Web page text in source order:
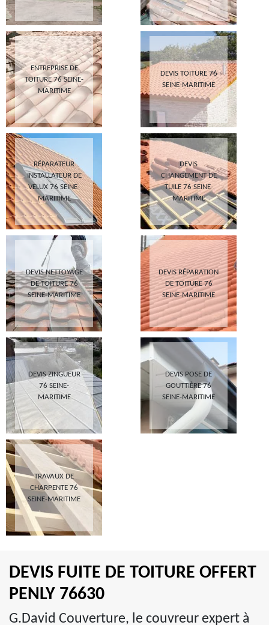
ENTREPRISE DE
TOITURE 76 SEINE-
MARITIME
DEVIS TOITURE 76
SEINE-MARITIME
RÉPARATEUR
INSTALLATEUR DE
VELUX 76 SEINE-
MARITIME
DEVIS
CHANGEMENT DE
TUILE 76 SEINE-
MARITIME
DEVIS NETTOYAGE
DE TOITURE 76
SEINE-MARITIME
DEVIS RÉPARATION
DE TOITURE 76
SEINE-MARITIME
DEVIS ZINGUEUR
76 SEINE-
MARITIME
DEVIS POSE DE
GOUTTIÈRE 76
SEINE-MARITIME
TRAVAUX DE
CHARPENTE 76
SEINE-MARITIME
DEVIS FUITE DE TOITURE OFFERT
PENLY 76630
G.David Couverture, le couvreur expert à